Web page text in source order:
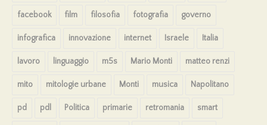
facebook film filosofia fotografia governo
infografica innovazione internet Israele Italia
lavoro linguaggio m5s Mario Monti matteo renzi
mito mitologie urbane Monti musica Napolitano
pd pdl Politica primarie retromania smart